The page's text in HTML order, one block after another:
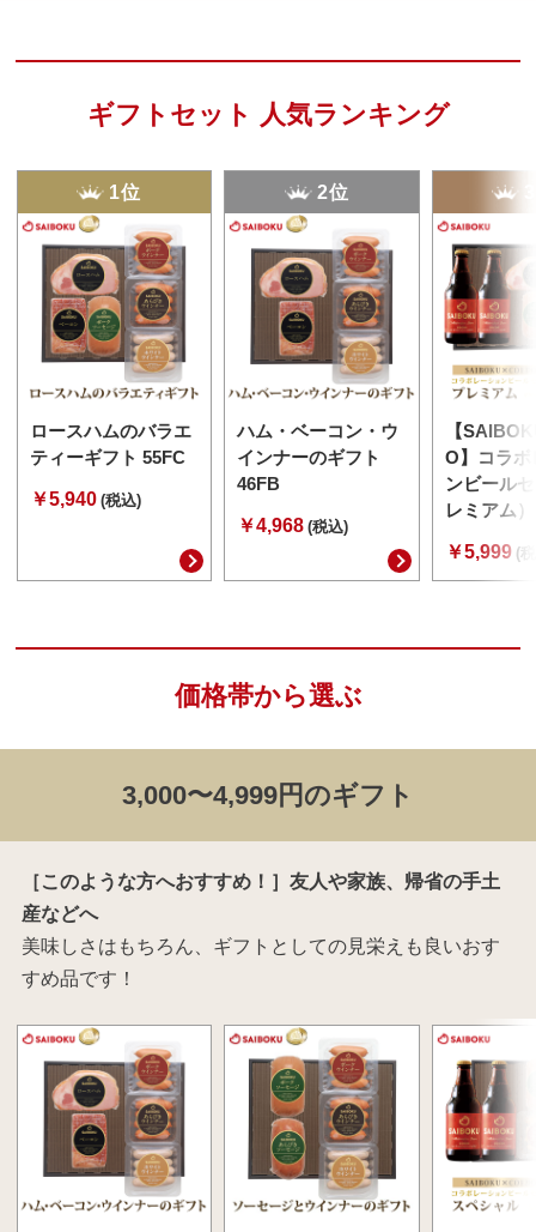
ギフトセット 人気ランキング
1位
ロースハムのバラエ
ティーギフト 55FC
￥5,940 (税込)
2位
ハム・ベーコン・ウ
インナーのギフト
46FB
￥4,968 (税込)
【
O】コラボ
ンビール
レミアム
￥5,999 (
価格帯から選ぶ
3,000〜4,999円のギフト
［このような方へおすすめ！］友人や家族、帰省の手土
産などへ
美味しさはもちろん、ギフトとしての見栄えも良いおす
すめ品です！